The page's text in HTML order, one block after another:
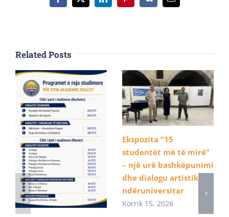
Facebook
X LinkedInPinterest
Vk Email
Related Posts
Ekspozita “15
studentët më të mirë”
– një urë bashkëpunimi
dhe dialogu artistik
ndëruniversitar
Korrik 15, 2026